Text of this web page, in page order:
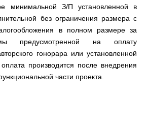
минимальной З/П установленной в
без ограничения размера с
в полном размере за
предусмотренной на оплату
гонорара или установленной
оплата производится после внедрения
части проекта